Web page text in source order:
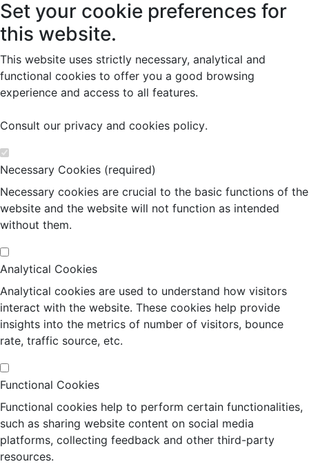
Set your cookie preferences for
this website.
This website uses strictly necessary, analytical and
functional cookies to offer you a good browsing
experience and access to all features.
Consult our privacy and cookies policy.
Necessary Cookies (required)
Necessary cookies are crucial to the basic functions of the
website and the website will not function as intended
without them.
Analytical Cookies
Analytical cookies are used to understand how visitors
interact with the website. These cookies help provide
insights into the metrics of number of visitors, bounce
rate, traffic source, etc.
Functional Cookies
Functional cookies help to perform certain functionalities,
such as sharing website content on social media
platforms, collecting feedback and other third-party
resources.